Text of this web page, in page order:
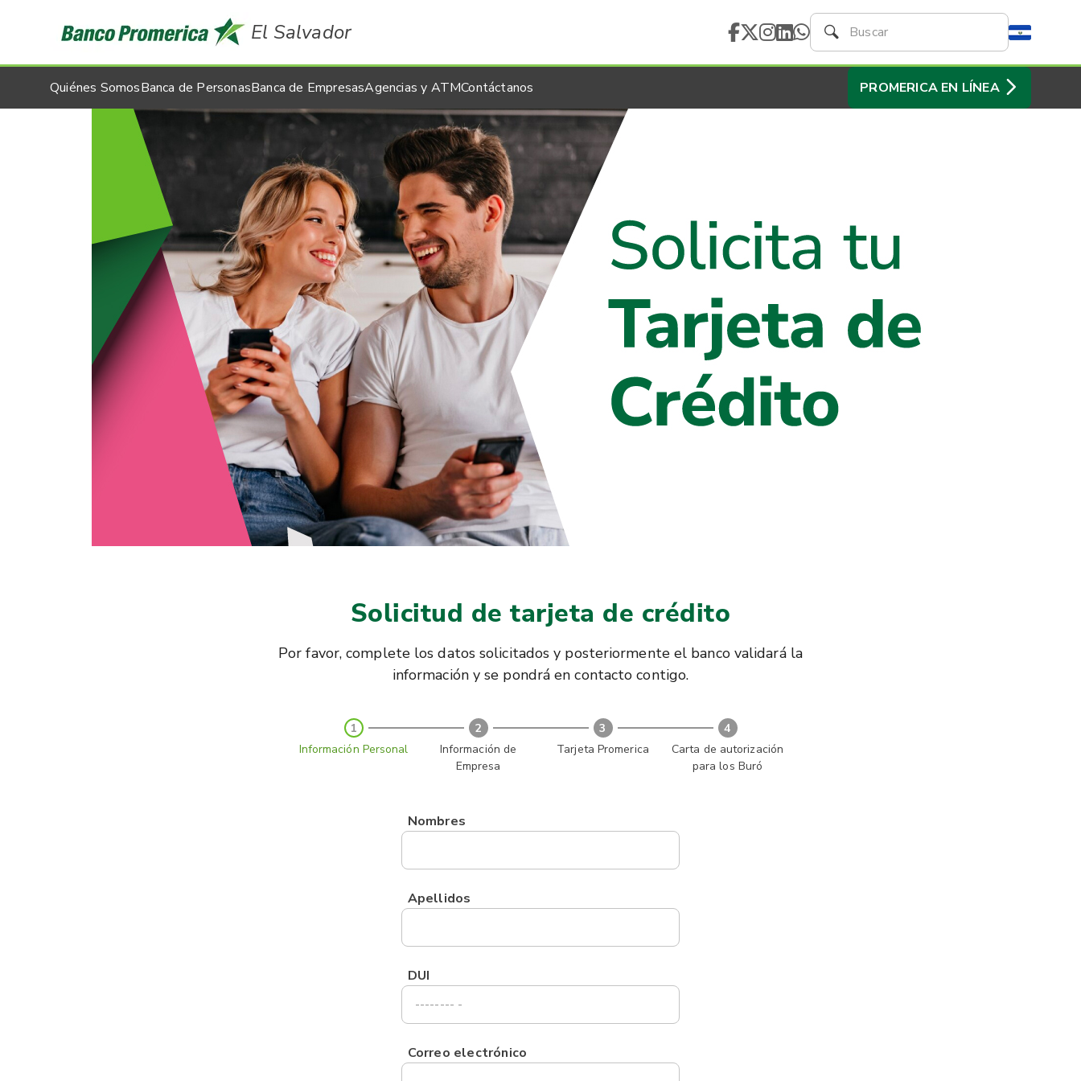
El Salvador
Quiénes SomosBanca de PersonasBanca de EmpresasAgencias y ATMContáctanos PROMERICA EN LÍNEA
Solicitud de tarjeta de crédito
Por favor, complete los datos solicitados y posteriormente el banco validará la
información y se pondrá en contacto contigo.
1
Información Personal
2
Información de
Empresa
3
Tarjeta Promerica
4
Carta de autorización
para los Buró
Nombres
Apellidos
DUI
Correo electrónico